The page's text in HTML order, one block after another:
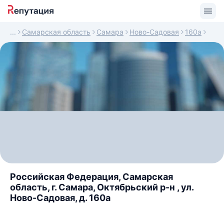
Самарская область Самара Ново-Садовая 160а
Российская Федерация, Самарская
область, г. Самара, Октябрьский р-н , ул.
Ново-Садовая, д. 160а